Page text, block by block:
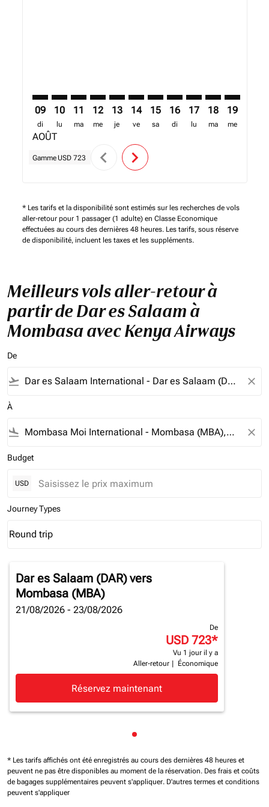
09
di
AOÛT
10
lu
11
ma
12
me
13
je
14
ve
15
sa
16
di
17
lu
18
ma
19
me
Gamme USD 723 chevron_left chevron_right
* Les tarifs et la disponibilité sont estimés sur les recherches de vols
aller-retour pour 1 passager (1 adulte) en Classe Economique
effectuées au cours des dernières 48 heures. Les tarifs, sous réserve
de disponibilité, incluent les taxes et les suppléments.
Meilleurs vols aller-retour à
partir de Dar es Salaam à
Mombasa avec Kenya Airways
De
flight_takeoff close
À
flight_land close
Budget
USD
Journey Types
Journey Types option Round trip Selected
Round trip
keyboard_arrow_down
Dar es Salaam (DAR)vers
Mombasa (MBA)
21/08/2026 - 23/08/2026
De
USD 723*
Vu 1 jour il y a
Aller-retour
Économique
Réservez maintenant
Affichage de cmp-
* Les tarifs affichés ont été enregistrés au cours des dernières 48 heures et
peuvent ne pas être disponibles au moment de la réservation. Des frais et coûts
de bagages supplémentaires peuvent s'appliquer. D'autres termes et conditions
peuvent s'appliquer